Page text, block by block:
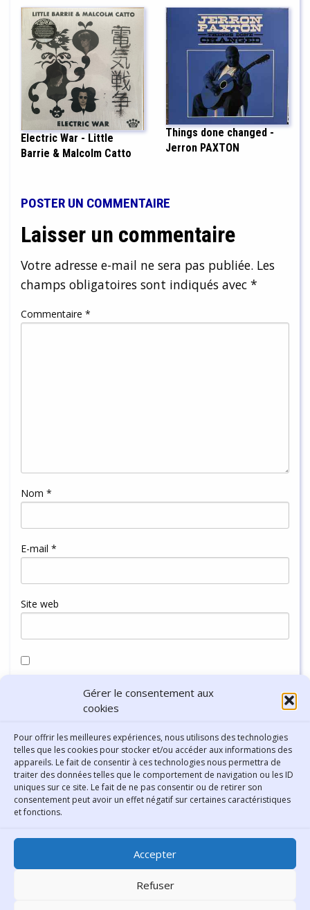
Gérer le consentement aux
cookies
Pour offrir les meilleures expériences, nous utilisons des technologies
telles que les cookies pour stocker et/ou accéder aux informations des
appareils. Le fait de consentir à ces technologies nous permettra de
traiter des données telles que le comportement de navigation ou les ID
uniques sur ce site. Le fait de ne pas consentir ou de retirer son
consentement peut avoir un effet négatif sur certaines caractéristiques
et fonctions.
Accepter
Refuser
Electric War - Little
Barrie & Malcolm Catto
Things done changed -
Jerron PAXTON
POSTER UN COMMENTAIRE
Laisser un commentaire
Votre adresse e-mail ne sera pas publiée. Les
champs obligatoires sont indiqués avec *
Commentaire *
Nom *
E-mail *
Site web
navigateur pour mon prochain commentaire.
Bibliothèque municipale de
Lyon
30 Boulevard Vivier-Merle